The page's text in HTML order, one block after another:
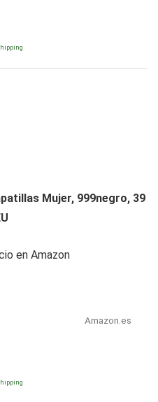
Mujer, 999negro, 39
en Amazon
Amazon.es